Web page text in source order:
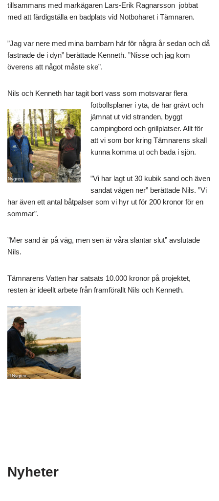
tillsammans med markägaren Lars-Erik Ragnarsson jobbat
med att färdigställa en badplats vid Notboharet i Tämnaren.
”Jag var nere med mina barnbarn här för några år sedan och då
fastnade de i dyn” berättade Kenneth. ”Nisse och jag kom
överens att något måste ske”.
Nils och Kenneth har tagit bort vass som motsvarar flera
fotbollsplaner i yta, de har grävt och
jämnat ut vid stranden, byggt
campingbord och grillplatser. Allt för
att vi som bor kring Tämnarens skall
kunna komma ut och bada i sjön.
”Vi har lagt ut 30 kubik sand och även
sandat vägen ner” berättade Nils. ”Vi
har även ett antal båtpalser som vi hyr ut för 200 kronor för en
sommar”.
”Mer sand är på väg, men sen är våra slantar slut” avslutade
Nils.
Tämnarens Vatten har satsats 10.000 kronor på projektet,
resten är ideellt arbete från framförallt Nils och Kenneth.
Nyheter